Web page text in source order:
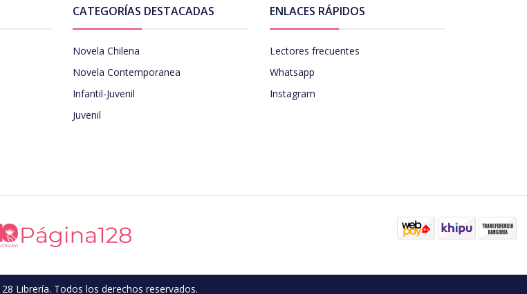
CATEGORÍAS DESTACADAS
Novela Chilena
Novela Contemporanea
Infantil-Juvenil
Juvenil
ENLACES RÁPIDOS
Lectores frecuentes
Whatsapp
Instagram
Librería. Todos los derechos reservados.